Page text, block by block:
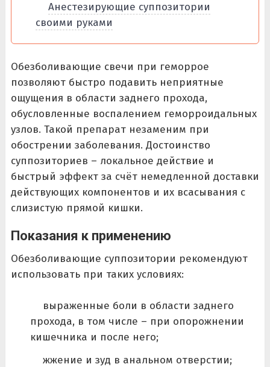
Анестезирующие суппозитории
своими руками
Обезболивающие свечи при геморрое
позволяют быстро подавить неприятные
ощущения в области заднего прохода,
обусловленные воспалением геморроидальных
узлов. Такой препарат незаменим при
обострении заболевания. Достоинство
суппозиториев – локальное действие и
быстрый эффект за счёт немедленной доставки
действующих компонентов и их всасывания с
слизистую прямой кишки.
Показания к применению
Обезболивающие суппозитории рекомендуют
использовать при таких условиях:
выраженные боли в области заднего
прохода, в том числе – при опорожнении
кишечника и после него;
жжение и зуд в анальном отверстии;